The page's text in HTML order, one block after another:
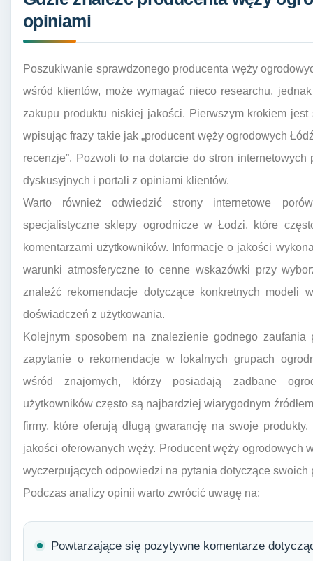
opiniami
Poszukiwanie sprawdzonego producenta węży
wśród klientów, może wymagać nieco researchu,
zakupu produktu niskiej jakości. Pierwszym krokiem
wpisując frazy takie jak „producent węży ogrodowych
recenzje”. Pozwoli to na dotarcie do stron
dyskusyjnych i portali z opiniami klientów.
Warto również odwiedzić strony internetowe
specjalistyczne sklepy ogrodnicze w Łodzi, które
komentarzami użytkowników. Informacje o jakości
warunki atmosferyczne to cenne wskazówki przy
znaleźć rekomendacje dotyczące konkretnych modeli
doświadczeń z użytkowania.
Kolejnym sposobem na znalezienie godnego
zapytanie o rekomendacje w lokalnych grupach
wśród znajomych, którzy posiadają zadbane
użytkowników często są najbardziej wiarygodnym
firmy, które oferują długą gwarancję na swoje
jakości oferowanych węży. Producent węży ogrodowych
wyczerpujących odpowiedzi na pytania dotyczące swoich
Podczas analizy opinii warto zwrócić uwagę na:
Powtarzające się pozytywne komentarze